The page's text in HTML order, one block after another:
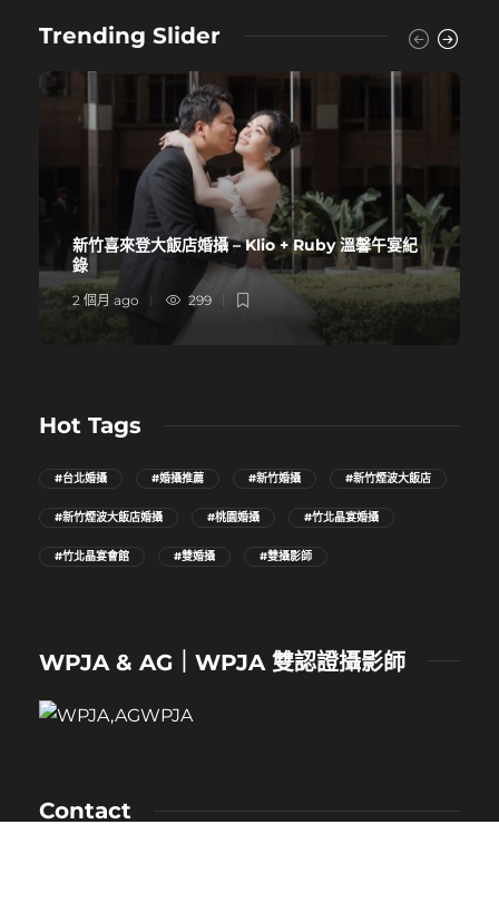
Trending Slider
新竹喜來登大飯店婚攝 – Klio + Ruby 溫馨午宴紀
錄
2 個月 ago 299
Hot Tags
#台北婚攝 #婚攝推薦 #新竹婚攝 #新竹煙波大飯店
#新竹煙波大飯店婚攝 #桃園婚攝 #竹北晶宴婚攝
#竹北晶宴會館 #雙婚攝 #雙攝影師
WPJA & AG｜WPJA 雙認證攝影師
Contact